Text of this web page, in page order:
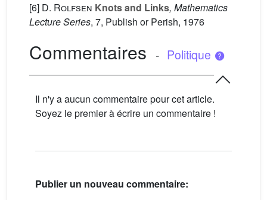
[6] D. Rolfsen Knots and Links, Mathematics
Lecture Series, 7, Publish or Perish, 1976
Commentaires - Politique
Il n'y a aucun commentaire pour cet article.
Soyez le premier à écrire un commentaire !
Publier un nouveau commentaire: